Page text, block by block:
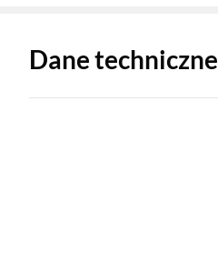
Dane techniczne